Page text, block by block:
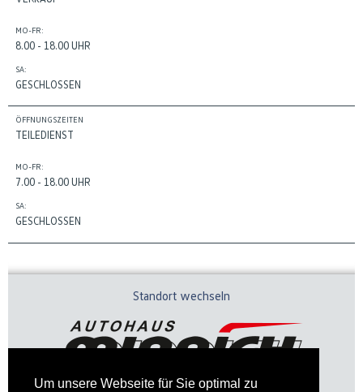
Um unsere Webseite für Sie optimal zu
MO-FR:
8.00 - 18.00 UHR
SA:
GESCHLOSSEN
ÖFFNUNGSZEITEN
TEILEDIENST
MO-FR:
7.00 - 18.00 UHR
SA:
GESCHLOSSEN
Standort wechseln